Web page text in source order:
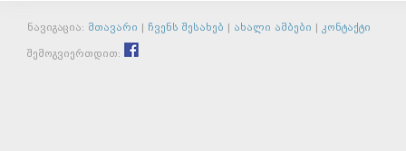
ნავიგაცია: მთავარი | ჩვენს შესახებ | ახალი ამბები | კონტაქტი
შემოგვიერთდით: